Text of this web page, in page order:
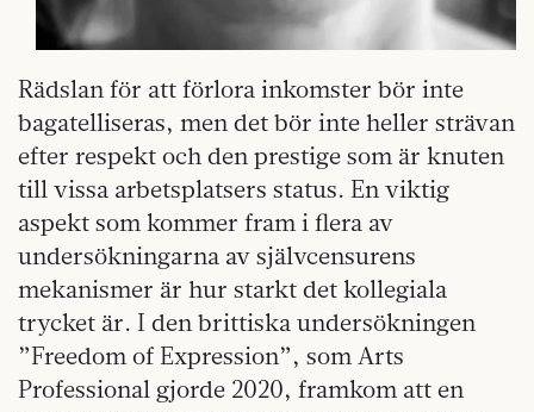
Rädslan för att förlora inkomster bör inte
bagatelliseras, men det bör inte heller strävan
efter respekt och den prestige som är knuten
till vissa arbetsplatsers status. En viktig
aspekt som kommer fram i flera av
undersökningarna av självcensurens
mekanismer är hur starkt det kollegiala
trycket är. I den brittiska undersökningen
”Freedom of Expression”, som Arts
Professional gjorde 2020, framkom att en